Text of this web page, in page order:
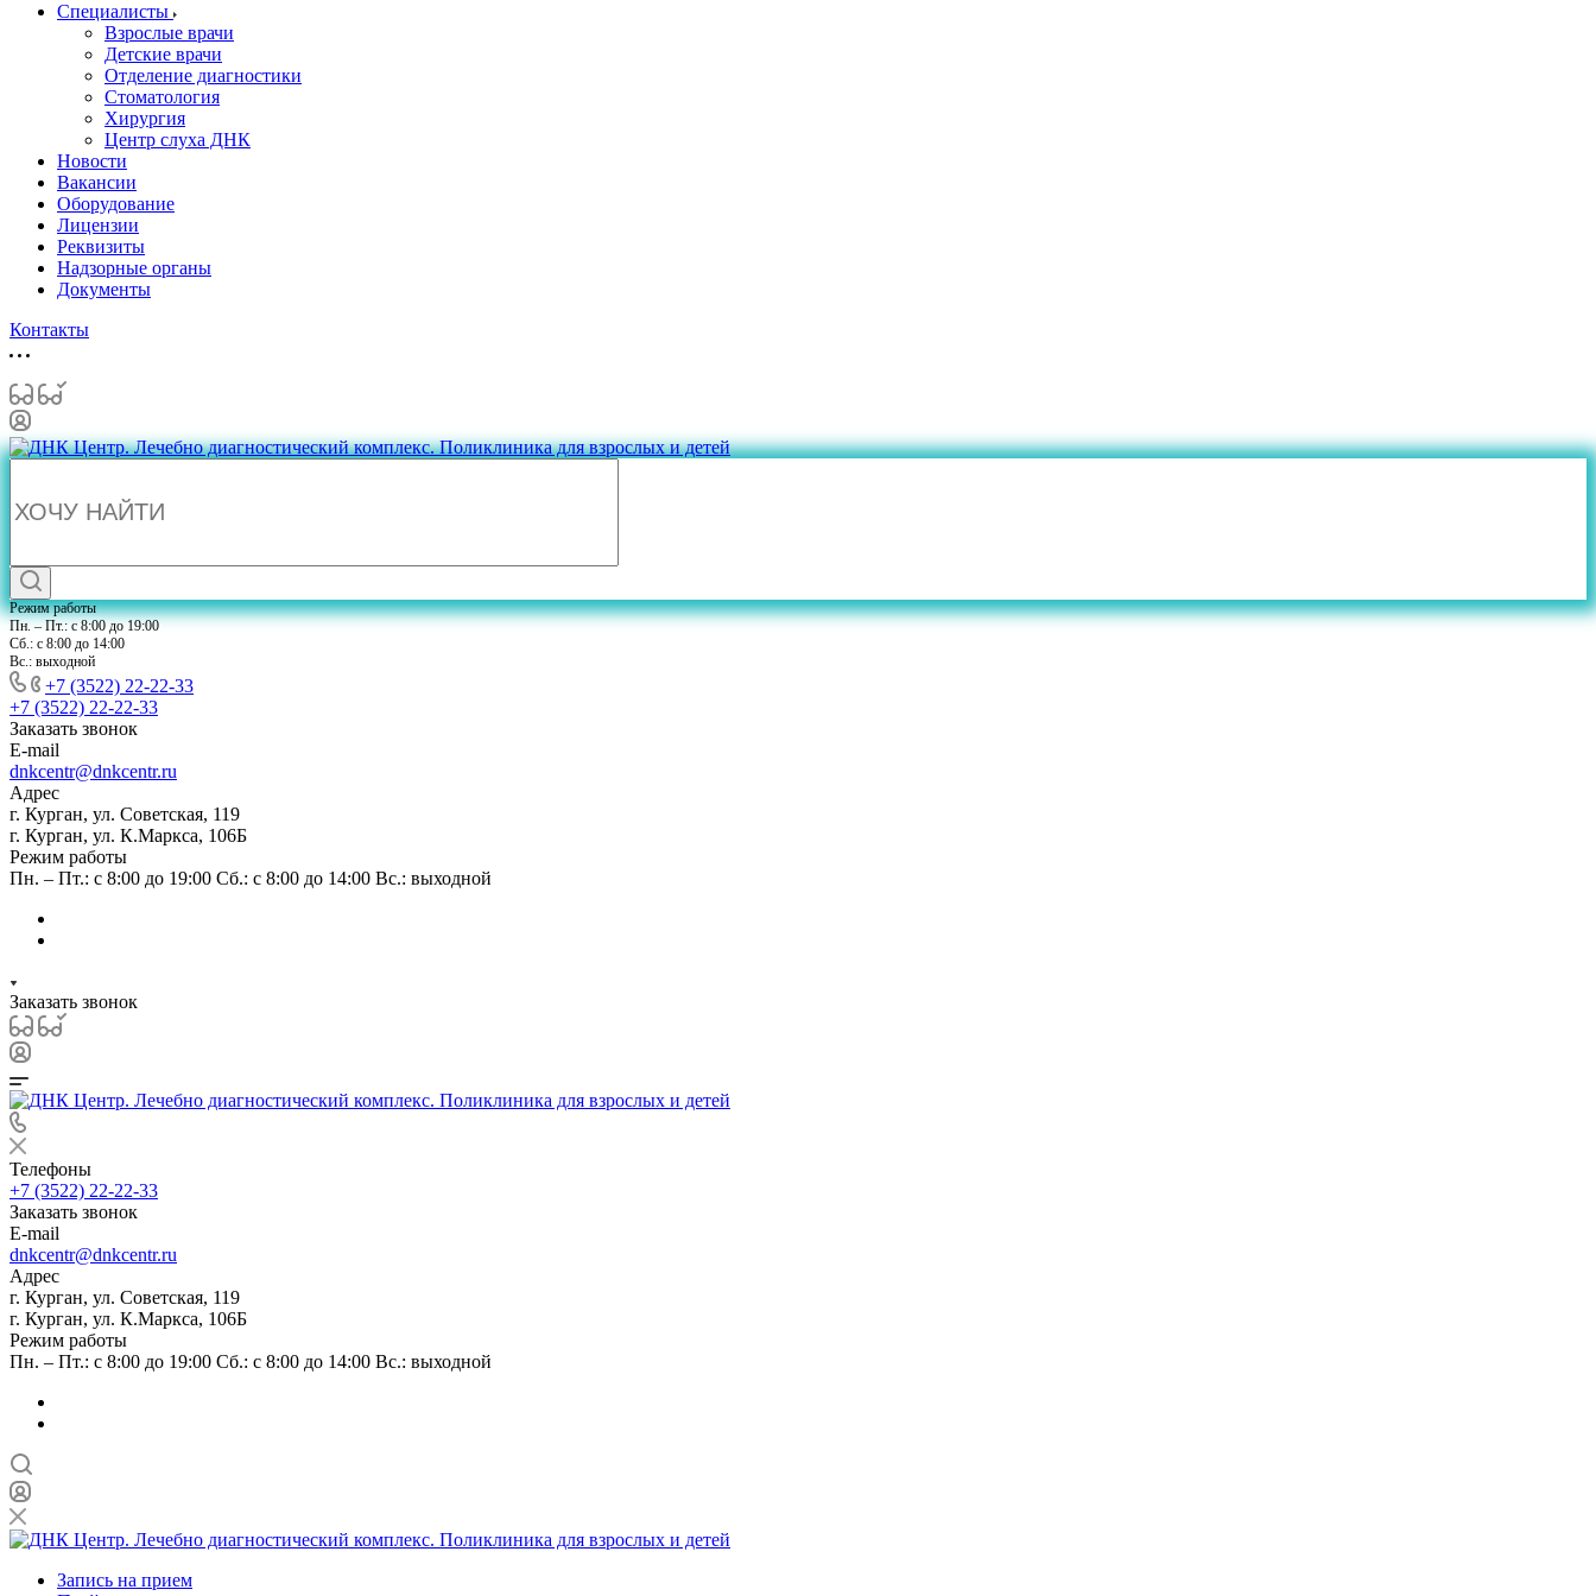
Специалисты
Взрослые врачи
Детские врачи
Отделение диагностики
Стоматология
Хирургия
Центр слуха ДНК
Новости
Вакансии
Оборудование
Лицензии
Реквизиты
Надзорные органы
Документы
Контакты
Режим работы
Пн. – Пт.: с 8:00 до 19:00
Сб.: с 8:00 до 14:00
Вс.: выходной
+7 (3522) 22-22-33
+7 (3522) 22-22-33
Заказать звонок
E-mail
dnkcentr@dnkcentr.ru
Адрес
г. Курган, ул. Советская, 119
г. Курган, ул. К.Маркса, 106Б
Режим работы
Пн. – Пт.: с 8:00 до 19:00 Сб.: с 8:00 до 14:00 Вс.: выходной
Заказать звонок
Телефоны
+7 (3522) 22-22-33
Заказать звонок
E-mail
dnkcentr@dnkcentr.ru
Адрес
г. Курган, ул. Советская, 119
г. Курган, ул. К.Маркса, 106Б
Режим работы
Пн. – Пт.: с 8:00 до 19:00 Сб.: с 8:00 до 14:00 Вс.: выходной
Запись на прием